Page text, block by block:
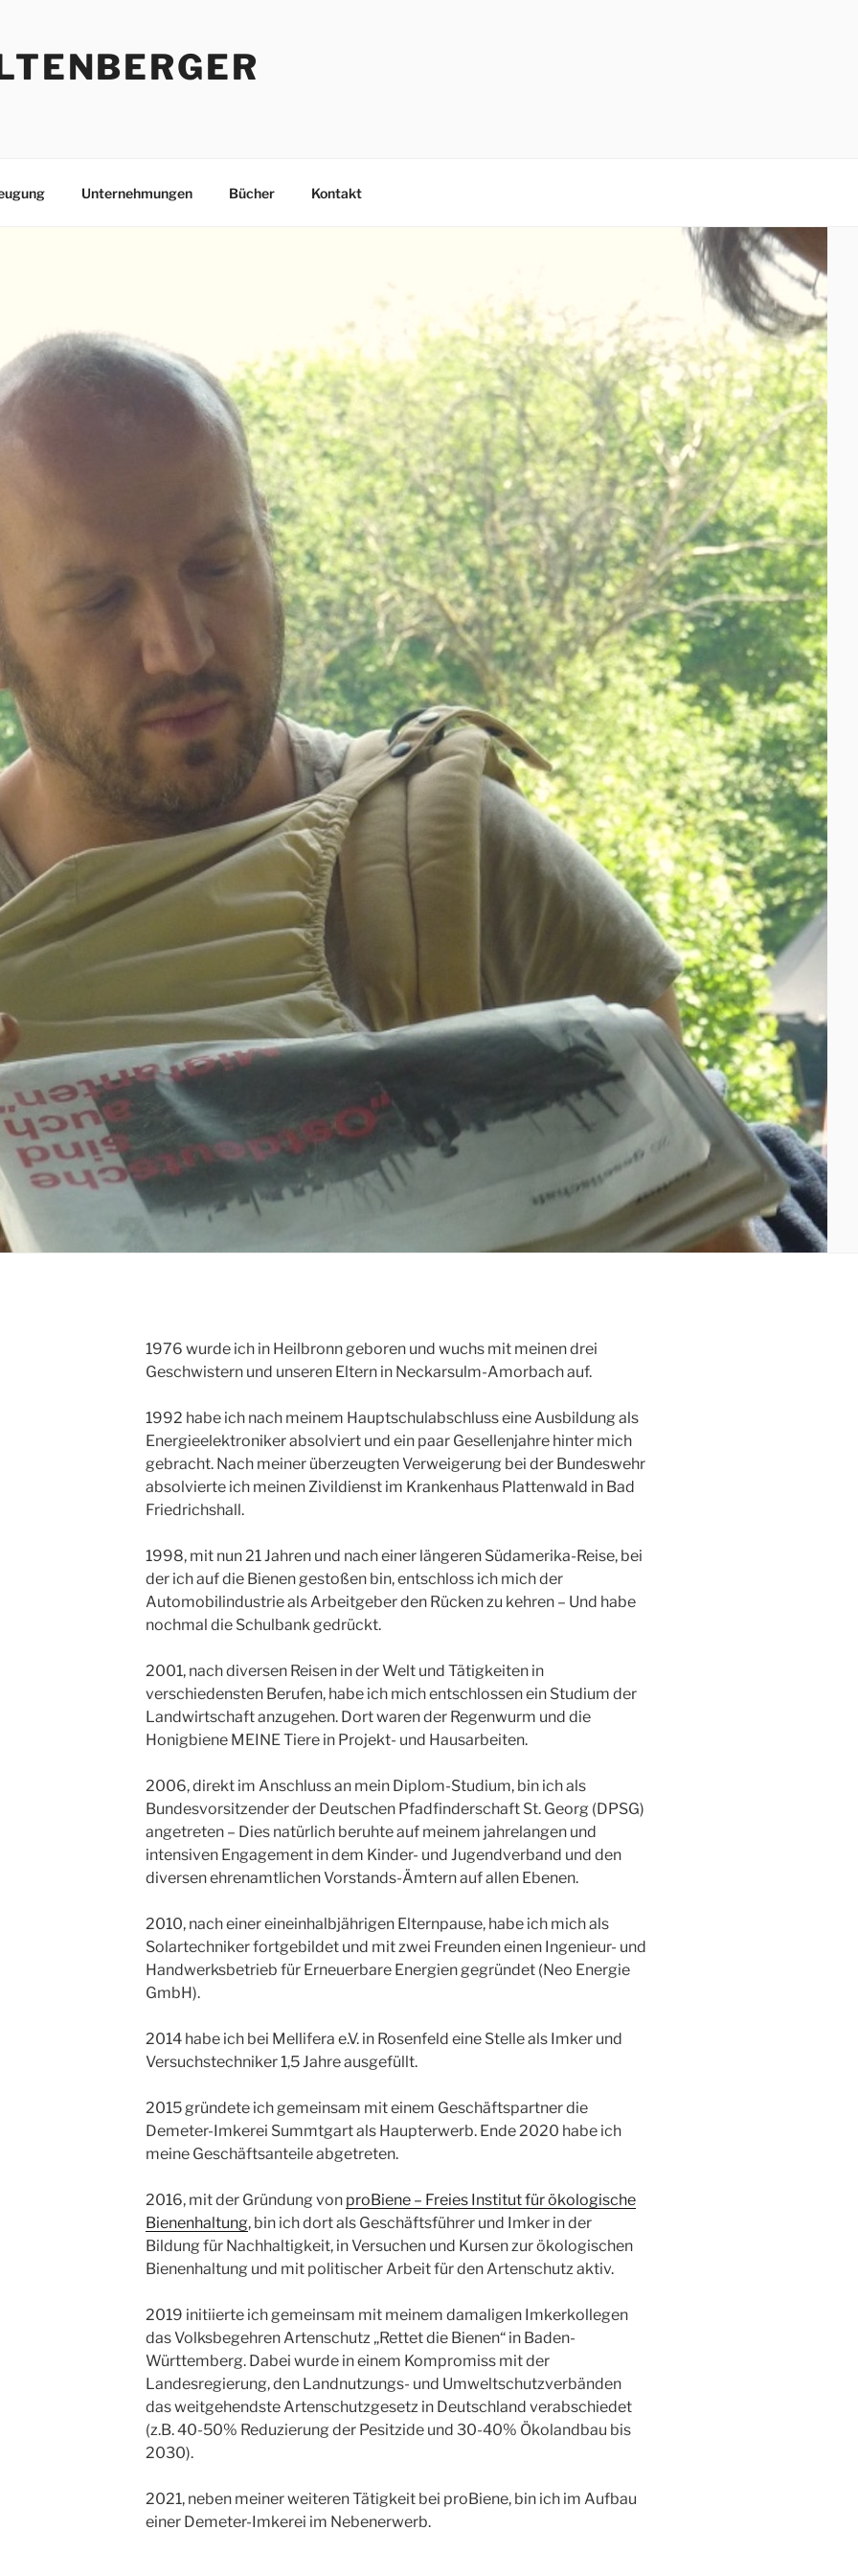
Unternehmungen Bücher Kontakt
­­­1976 wurde ich in Heilbronn geboren und wuchs mit meinen drei
Geschwistern und unseren Eltern in Neckarsulm-Amorbach auf.
1992 habe ich nach meinem Hauptschulabschluss eine Ausbildung als
Energieelektroniker absolviert und ein paar Gesellenjahre hinter mich
gebracht. Nach meiner überzeugten Verweigerung bei der Bundeswehr
absolvierte ich meinen Zivildienst im Krankenhaus Plattenwald in Bad
Friedrichshall.
1998, mit nun 21 Jahren und nach einer längeren Südamerika-Reise, bei
der ich auf die Bienen gestoßen bin, entschloss ich mich der
Automobilindustrie als Arbeitgeber den Rücken zu kehren – Und habe
nochmal die Schulbank gedrückt.
2001, nach diversen Reisen in der Welt und Tätigkeiten in
verschiedensten Berufen, habe ich mich entschlossen ein Studium der
Landwirtschaft anzugehen. Dort waren der Regenwurm und die
Honigbiene MEINE Tiere in Projekt- und Hausarbeiten.
2006, direkt im Anschluss an mein Diplom-Studium, bin ich als
Bundesvorsitzender der Deutschen Pfadfinderschaft St. Georg (DPSG)
angetreten – Dies natürlich beruhte auf meinem jahrelangen und
intensiven Engagement in dem Kinder- und Jugendverband und den
diversen ehrenamtlichen Vorstands-Ämtern auf allen Ebenen.
2010, nach einer eineinhalbjährigen Elternpause, habe ich mich als
Solartechniker fortgebildet und mit zwei Freunden einen Ingenieur- und
Handwerksbetrieb für Erneuerbare Energien gegründet (Neo Energie
GmbH).
2014 habe ich bei Mellifera e.V. in Rosenfeld eine Stelle als Imker und
Versuchstechniker 1,5 Jahre ausgefüllt.
2015 gründete ich gemeinsam mit einem Geschäftspartner die
Demeter-Imkerei Summtgart als Haupterwerb. Ende 2020 habe ich
meine Geschäftsanteile abgetreten.
2016, mit der Gründung von proBiene – Freies Institut für ökologische
Bienenhaltung, bin ich dort als Geschäftsführer und Imker in der
Bildung für Nachhaltigkeit, in Versuchen und Kursen zur ökologischen
Bienenhaltung und mit politischer Arbeit für den Artenschutz aktiv.
2019 initiierte ich gemeinsam mit meinem damaligen Imkerkollegen
das Volksbegehren Artenschutz „Rettet die Bienen“ in Baden-
Württemberg. Dabei wurde in einem Kompromiss mit der
Landesregierung, den Landnutzungs- und Umweltschutzverbänden
das weitgehendste Artenschutzgesetz in Deutschland verabschiedet
(z.B. 40-50% Reduzierung der Pesitzide und 30-40% Ökolandbau bis
2030).
2021, neben meiner weiteren Tätigkeit bei proBiene, bin ich im Aufbau
einer Demeter-Imkerei im Nebenerwerb.